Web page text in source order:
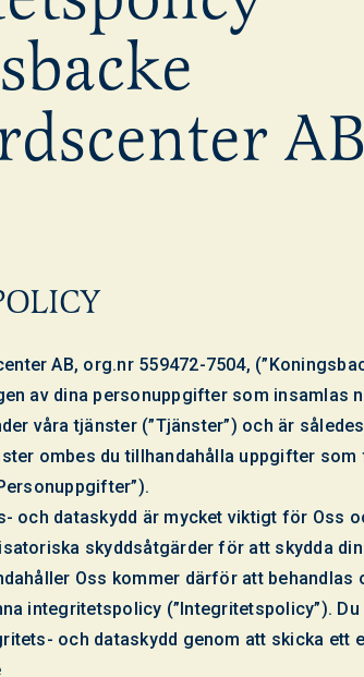
AB
AB, org.nr 559472-7504,
av dina personuppgifter som insamlas
våra tjänster (”Tjänster”) och är
ombes du tillhandahålla uppgifter
och dataskydd är mycket viktigt för Oss
skyddsåtgärder för att skydda
Oss kommer därför att behandlas
integritetspolicy (”Integritetspolicy”).
och dataskydd genom att skicka ett